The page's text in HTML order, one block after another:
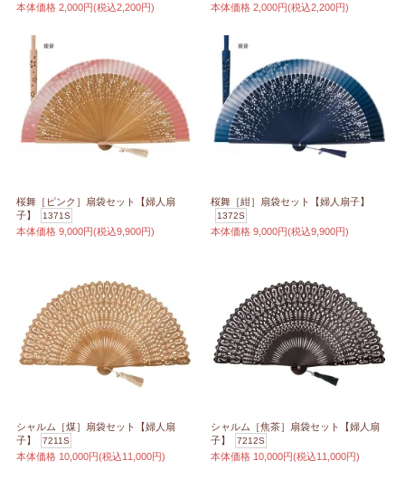
本体価格 2,000円(税込2,200円) 本体価格 2,000円(税込2,200円)
桜舞［ピンク］扇袋セット【婦人扇
子】
1371S
本体価格 9,000円(税込9,900円)
桜舞［紺］扇袋セット【婦人扇子】
1372S
本体価格 9,000円(税込9,900円)
シャルム［煤］扇袋セット【婦人扇
子】
7211S
本体価格 10,000円(税込11,000円)
シャルム［焦茶］扇袋セット【婦人扇
子】
7212S
本体価格 10,000円(税込11,000円)